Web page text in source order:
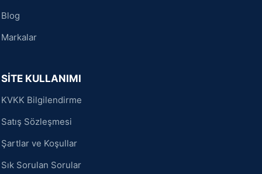
Blog
Markalar
SİTE KULLANIMI
KVKK Bilgilendirme
Satış Sözleşmesi
Şartlar ve Koşullar
Sık Sorulan Sorular